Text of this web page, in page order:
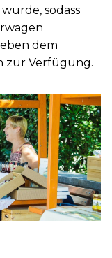
sodass
dem
zur Verfügung.